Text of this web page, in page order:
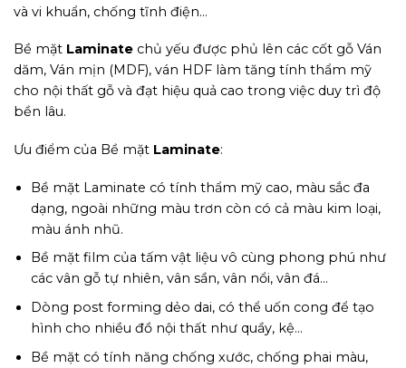
và vi khuẩn, chống tĩnh điện…
Bề mặt Laminate chủ yếu được phủ lên các cốt gỗ Ván
dăm, Ván mịn (MDF), ván HDF làm tăng tính thẩm mỹ
cho nội thất gỗ và đạt hiệu quả cao trong việc duy trì độ
bền lâu.
Ưu điểm của Bề mặt Laminate:
Bề mặt Laminate có tính thẩm mỹ cao, màu sắc đa
dạng, ngoài những màu trơn còn có cả màu kim loại,
màu ánh nhũ.
Bề mặt film của tấm vật liệu vô cùng phong phú như
các vân gỗ tự nhiên, vân sần, vân nổi, vân đá…
Dòng post forming dẻo dai, có thể uốn cong để tạo
hình cho nhiều đồ nội thất như quầy, kệ…
Bề mặt có tính năng chống xước, chống phai màu,